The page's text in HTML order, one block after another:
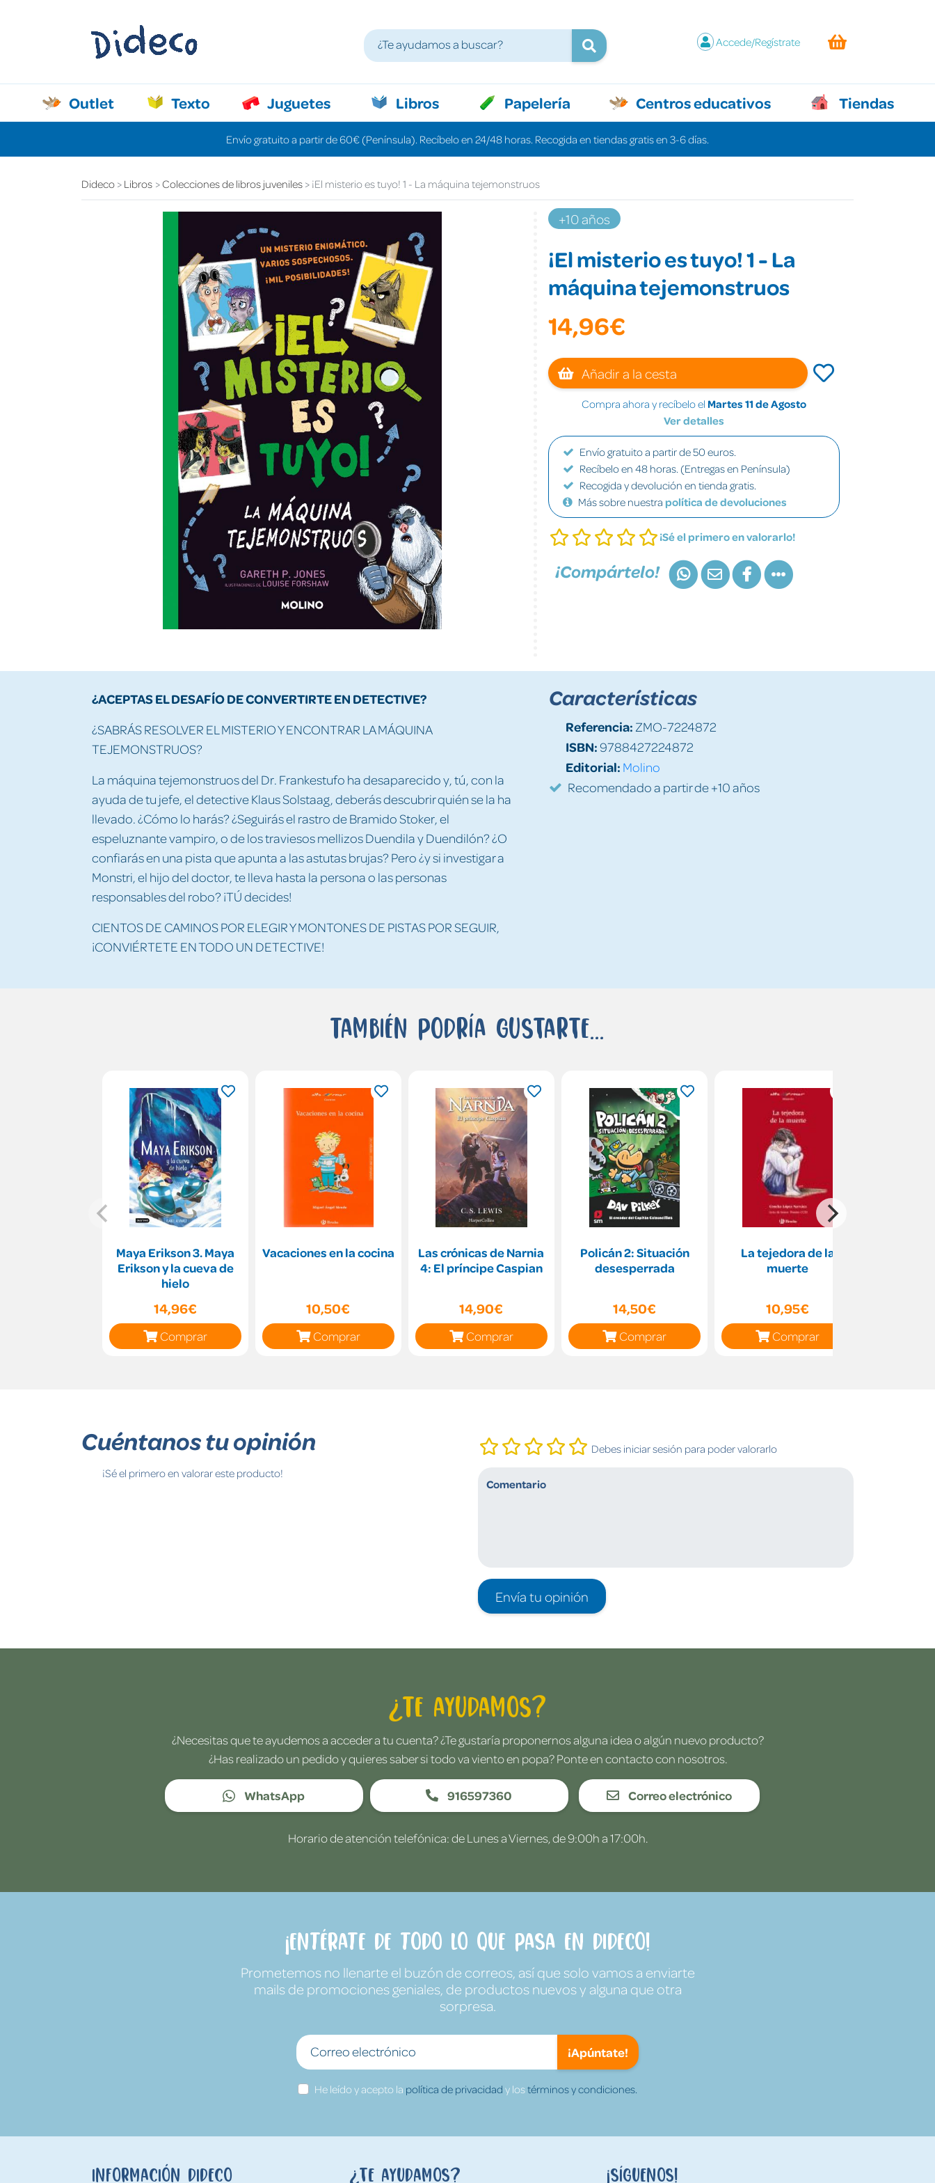
Accede/Regístrate
Outlet Texto Juguetes Libros Papelería Centros educativos Tiendas
Envío gratuito a partir de 60€ (Península). Recíbelo en 24/48 horas. Recogida en tiendas gratis en 3-6 días.
Dideco Libros Colecciones de libros juveniles ¡El misterio es tuyo! 1 - La máquina tejemonstruos
+10 años
¡El misterio es tuyo! 1 - La
máquina tejemonstruos
14,96€
Añadir a la cesta
Compra ahora y recíbelo el Martes 11 de Agosto
Ver detalles
Envío gratuito a partir de 50 euros.
Recíbelo en 48 horas. (Entregas en Península)
Recogida y devolución en tienda gratis.
Más sobre nuestra política de devoluciones
¡Sé el primero en valorarlo!
¡Compártelo!
¿ACEPTAS EL DESAFÍO DE CONVERTIRTE EN DETECTIVE?
¿SABRÁS RESOLVER EL MISTERIO Y ENCONTRAR LA MÁQUINA
TEJEMONSTRUOS?
La máquina tejemonstruos del Dr. Frankestufo ha desaparecido y, tú, con la
ayuda de tu jefe, el detective Klaus Solstaag, deberás descubrir quién se la ha
llevado. ¿Cómo lo harás? ¿Seguirás el rastro de Bramido Stoker, el
espeluznante vampiro, o de los traviesos mellizos Duendila y Duendilón? ¿O
confiarás en una pista que apunta a las astutas brujas? Pero ¿y si investigar a
Monstri, el hijo del doctor, te lleva hasta la persona o las personas
responsables del robo? ¡TÚ decides!
CIENTOS DE CAMINOS POR ELEGIR Y MONTONES DE PISTAS POR SEGUIR,
¡CONVIÉRTETE EN TODO UN DETECTIVE!
Características
Referencia: ZMO-7224872
ISBN:9788427224872
Editorial: Molino
Recomendado a partir de +10 años
También podría gustarte...
Maya Erikson 3. Maya
Erikson y la cueva de
hielo
14,96€
Comprar
Vacaciones en la cocina
10,50€
Comprar
Las crónicas de Narnia
4: El príncipe Caspian
14,90€
Comprar
Policán 2: Situación
desesperrada
14,50€
Comprar
La tejedora de la
muerte
10,95€
Comprar
Cuéntanos tu opinión
¡Sé el primero en valorar este producto!
Debes iniciar sesión para poder valorarlo
Envía tu opinión
¿Te ayudamos?
¿Necesitas que te ayudemos a acceder a tu cuenta? ¿Te gustaría proponernos alguna idea o algún nuevo producto?
¿Has realizado un pedido y quieres saber si todo va viento en popa? Ponte en contacto con nosotros.
WhatsApp 916597360 Correo electrónico
Horario de atención telefónica: de Lunes a Viernes, de 9:00h a 17:00h.
¡Entérate de todo lo que pasa en Dideco!
Prometemos no llenarte el buzón de correos, así que solo vamos a enviarte
mails de promociones geniales, de productos nuevos y alguna que otra
sorpresa.
¡Apúntate!
He leído y acepto la política de privacidad y lostérminos y condiciones.
Información Dideco ¿Te ayudamos? ¡Síguenos!